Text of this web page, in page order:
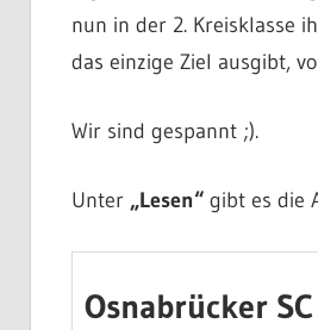
nun in der 2. Kreisklasse
das einzige Ziel ausgibt,
Wir sind gespannt ;).
Unter „Lesen“gibt es die
Osnabrücker SC